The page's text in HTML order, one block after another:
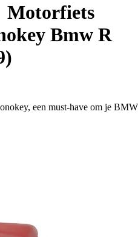
Motorfiets
Bmw R
een must-have om je BMW